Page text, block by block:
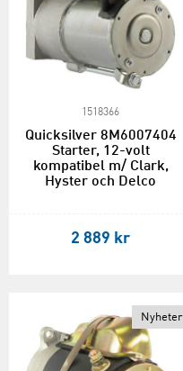
1518366
Quicksilver 8M6007404
Starter, 12-volt
kompatibel m/ Clark,
Hyster och Delco
2 889 kr
Nyheter